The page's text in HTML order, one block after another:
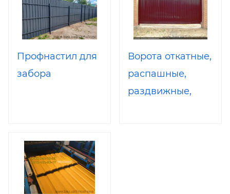
Профнастил для
забора
Ворота откатные,
распашные,
раздвижные,